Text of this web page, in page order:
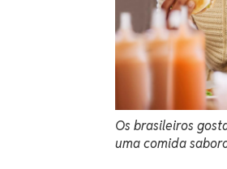
Os brasileiros
uma comida